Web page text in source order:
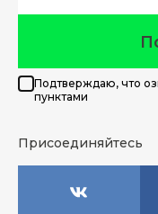
Подтверждаю, что
пунктами
Присоединяйтесь